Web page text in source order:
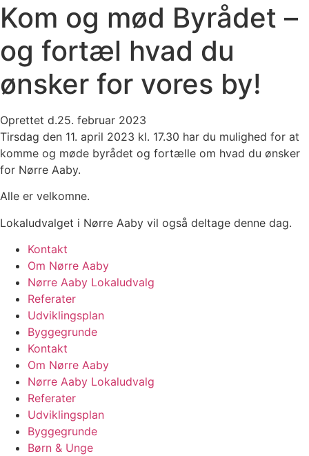
Kom og mød Byrådet –
og fortæl hvad du
ønsker for vores by!
Oprettet d.25. februar 2023
Tirsdag den 11. april 2023 kl. 17.30 har du mulighed for at
komme og møde byrådet og fortælle om hvad du ønsker
for Nørre Aaby.
Alle er velkomne.
Lokaludvalget i Nørre Aaby vil også deltage denne dag.
Kontakt
Om Nørre Aaby
Nørre Aaby Lokaludvalg
Referater
Udviklingsplan
Byggegrunde
Kontakt
Om Nørre Aaby
Nørre Aaby Lokaludvalg
Referater
Udviklingsplan
Byggegrunde
Børn & Unge